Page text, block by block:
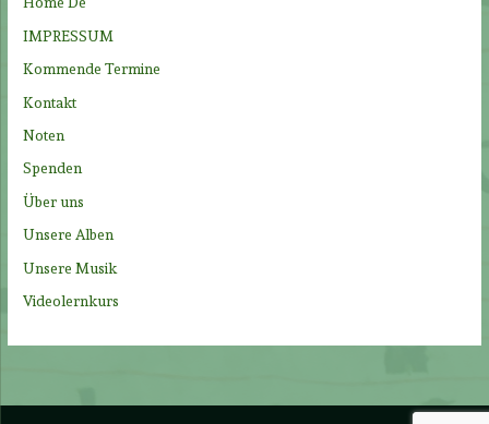
h
:
IMPRESSUM
Kommende Termine
Kontakt
Noten
Spenden
Über uns
Unsere Alben
Unsere Musik
Videolernkurs